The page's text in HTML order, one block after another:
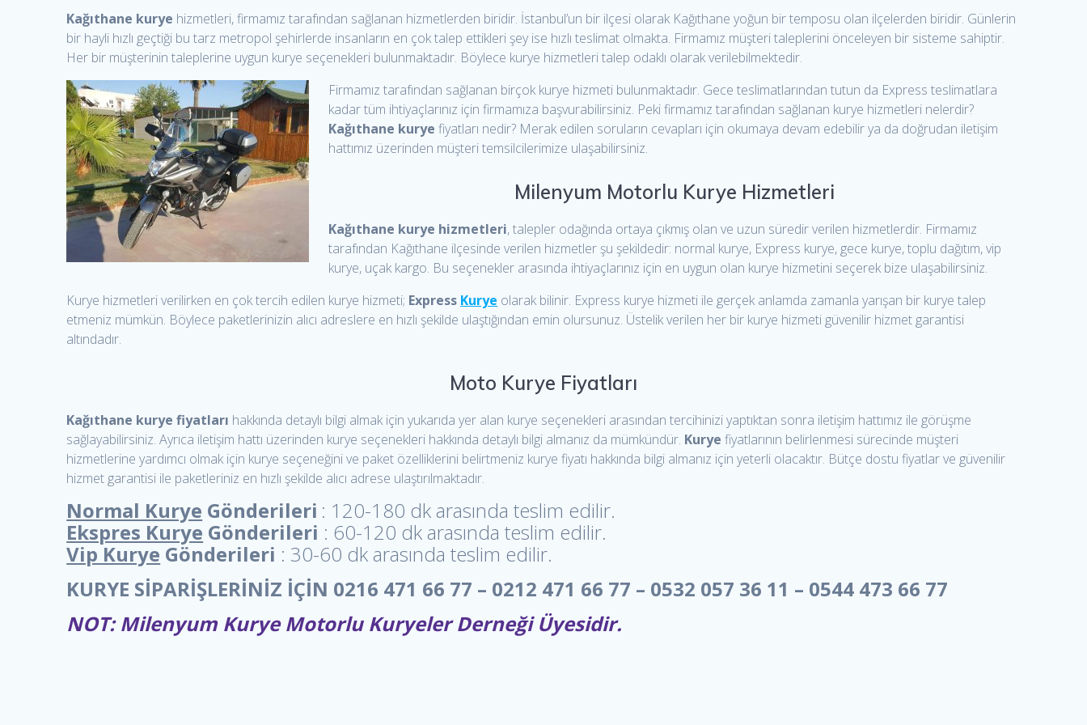
Kağıthane kurye hizmetleri, firmamız tarafından sağlanan hizmetlerden biridir. İstanbul’un bir ilçesi olarak Kağıthane yoğun bir temposu olan ilçelerden biridir. Günlerin
bir hayli hızlı geçtiği bu tarz metropol şehirlerde insanların en çok talep ettikleri şey ise hızlı teslimat olmakta. Firmamız müşteri taleplerini önceleyen bir sisteme sahiptir.
Her bir müşterinin taleplerine uygun kurye seçenekleri bulunmaktadır. Böylece kurye hizmetleri talep odaklı olarak verilebilmektedir.
Firmamız tarafından sağlanan birçok kurye hizmeti bulunmaktadır. Gece teslimatlarından tutun da Express teslimatlara
kadar tüm ihtiyaçlarınız için firmamıza başvurabilirsiniz. Peki firmamız tarafından sağlanan kurye hizmetleri nelerdir?
Kağıthane kurye fiyatları nedir? Merak edilen soruların cevapları için okumaya devam edebilir ya da doğrudan iletişim
hattımız üzerinden müşteri temsilcilerimize ulaşabilirsiniz.
Milenyum Motorlu Kurye Hizmetleri
Kağıthane kurye hizmetleri, talepler odağında ortaya çıkmış olan ve uzun süredir verilen hizmetlerdir. Firmamız
tarafından Kağıthane ilçesinde verilen hizmetler şu şekildedir: normal kurye, Express kurye, gece kurye, toplu dağıtım, vip
kurye, uçak kargo. Bu seçenekler arasında ihtiyaçlarınız için en uygun olan kurye hizmetini seçerek bize ulaşabilirsiniz.
Kurye hizmetleri verilirken en çok tercih edilen kurye hizmeti; Express Kurye olarak bilinir. Express kurye hizmeti ile gerçek anlamda zamanla yarışan bir kurye talep
etmeniz mümkün. Böylece paketlerinizin alıcı adreslere en hızlı şekilde ulaştığından emin olursunuz. Üstelik verilen her bir kurye hizmeti güvenilir hizmet garantisi
altındadır.
Moto Kurye Fiyatları
Kağıthane kurye fiyatları hakkında detaylı bilgi almak için yukarıda yer alan kurye seçenekleri arasından tercihinizi yaptıktan sonra iletişim hattımız ile görüşme
sağlayabilirsiniz. Ayrıca iletişim hattı üzerinden kurye seçenekleri hakkında detaylı bilgi almanız da mümkündür. Kurye fiyatlarının belirlenmesi sürecinde müşteri
hizmetlerine yardımcı olmak için kurye seçeneğini ve paket özelliklerini belirtmeniz kurye fiyatı hakkında bilgi almanız için yeterli olacaktır. Bütçe dostu fiyatlar ve güvenilir
hizmet garantisi ile paketleriniz en hızlı şekilde alıcı adrese ulaştırılmaktadır.
Normal Kurye Gönderileri : 120-180 dk arasında teslim edilir.
Ekspres Kurye Gönderileri : 60-120 dk arasında teslim edilir.
Vip Kurye Gönderileri : 30-60 dk arasında teslim edilir.
KURYE SİPARİŞLERİNİZ İÇİN 0216 471 66 77 – 0212 471 66 77 – 0532 057 36 11 – 0544 473 66 77
NOT: Milenyum Kurye Motorlu Kuryeler Derneği Üyesidir.